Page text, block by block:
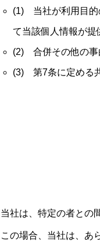
(1) 当社が利用目的
て当該個人情報が提
(2) 合併その他の事
(3) 第7条に定める
当社は、特定の者との
この場合、当社は、あ